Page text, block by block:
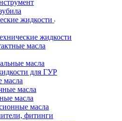
жидкости
жидкости
масла
масла
для ГУР
масла
масла
масла
масла
фитинги